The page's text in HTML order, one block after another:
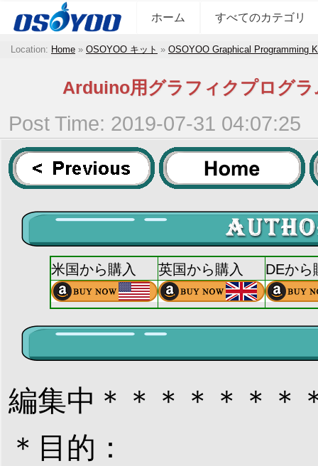
ホーム すべてのカテゴリ
Location: Home » OSOYOO キット » OSOYOO Graphical Programming
Arduino用グラフィクプログ
Post Time: 2019-07-31 04:07:25
米国から購入 英国から購入 DEから
編集中＊＊＊＊＊＊＊
＊目的：